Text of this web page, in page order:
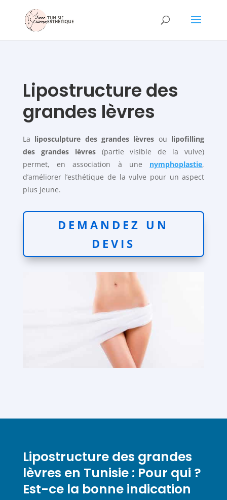
Lipostructure des
grandes lèvres
La liposculpture des grandes lèvres ou lipofilling
des grandes lèvres(partie visible de la vulve)
permet, en association à une nymphoplastie,
d’améliorer l’esthétique de la vulve pour un aspect
plus jeune.
DEMANDEZ UN
DEVIS
Lipostructure des grandes
lèvres en Tunisie : Pour qui ?
Est-ce la bonne indication